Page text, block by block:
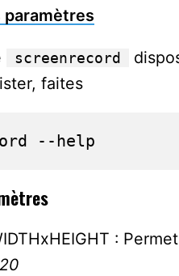
paramètres
screenrecord
faites
--help
: